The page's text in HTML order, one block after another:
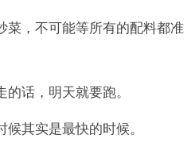
，不可能等所有的配料都准
话，明天就要跑。
其实是最快的时候。